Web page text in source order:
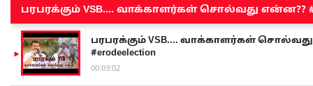
பரபரக்கும் VSB.... வாக்காளர்கள் சொல்வது என்ன??
பரபரக்கும் VSB.... வாக்காளர்கள் சொல்வது
#erodeelection
00:03:02